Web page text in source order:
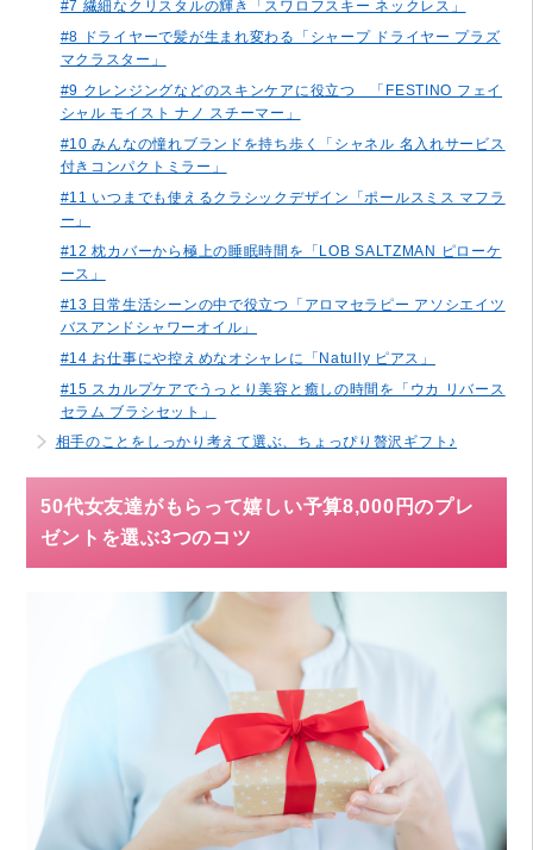
#7 繊細なクリスタルの輝き「スワロフスキー ネックレス」
#8 ドライヤーで髪が生まれ変わる「シャープ ドライヤー プラズ
マクラスター」
#9 クレンジングなどのスキンケアに役立つ 「FESTINO フェイ
シャル モイスト ナノ スチーマー」
#10 みんなの憧れブランドを持ち歩く「シャネル 名入れサービス
付きコンパクトミラー」
#11 いつまでも使えるクラシックデザイン「ポールスミス マフラ
ー」
#12 枕カバーから極上の睡眠時間を「LOB SALTZMAN ピローケ
ース」
#13 日常生活シーンの中で役立つ「アロマセラピー アソシエイツ
バスアンドシャワーオイル」
#14 お仕事にや控えめなオシャレに「Natully ピアス」
#15 スカルプケアでうっとり美容と癒しの時間を「ウカ リバース
セラム ブラシセット」
相手のことをしっかり考えて選ぶ、ちょっぴり贅沢ギフト♪
50代女友達がもらって嬉しい予算8,000円のプレ
ゼントを選ぶ3つのコツ